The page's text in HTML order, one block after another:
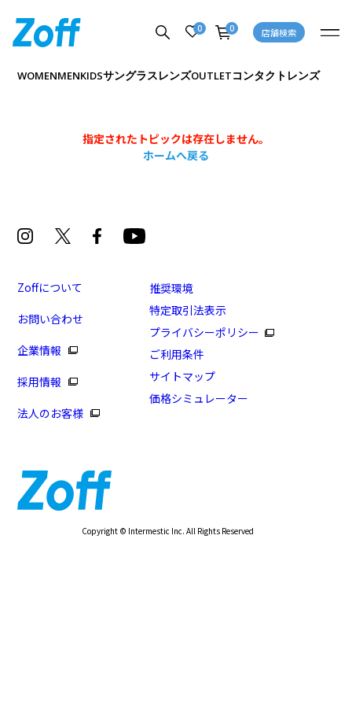
0 0 店舗検索
WOMENMENKIDSサングラスレンズOUTLETコンタクトレンズ
指定されたトピックは存在しません。
ホームへ戻る
Zoffについて
お問い合わせ
企業情報
採用情報
法人のお客様
推奨環境
特定取引法表示
プライバシーポリシー
ご利用条件
サイトマップ
価格シミュレーター
Copyright © Intermestic Inc. All Rights Reserved